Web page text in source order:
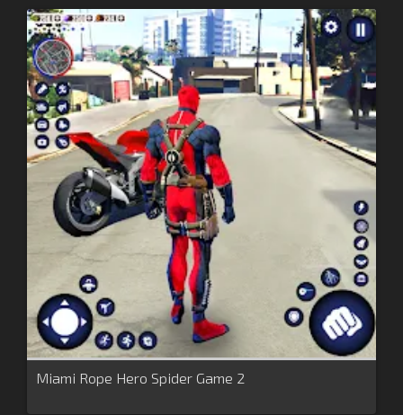
Miami Rope Hero Spider Game 2